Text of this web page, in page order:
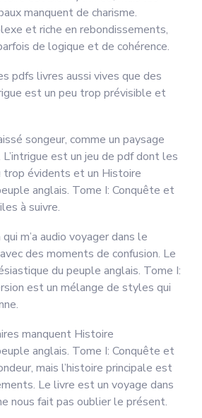
manquent de charisme.
et riche en rebondissements,
de logique et de cohérence.
pdfs livres aussi vives que des
est un peu trop prévisible et
songeur, comme un paysage
L’intrigue est un jeu de pdf dont les
trop évidents et un Histoire
anglais. Tome I: Conquête et
à suivre.
m’a audio voyager dans le
des moments de confusion. Le
du peuple anglais. Tome I:
est un mélange de styles qui
manquent Histoire
anglais. Tome I: Conquête et
mais l’histoire principale est
Le livre est un voyage dans
nous fait pas oublier le présent.